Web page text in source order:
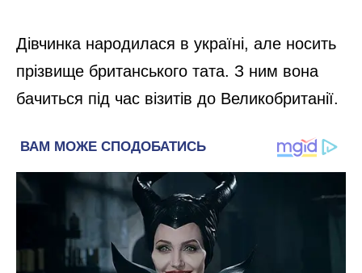
Дівчинка народилася в україні, але носить
прізвище британського тата. З ним вона
бачиться під час візитів до Великобританії.